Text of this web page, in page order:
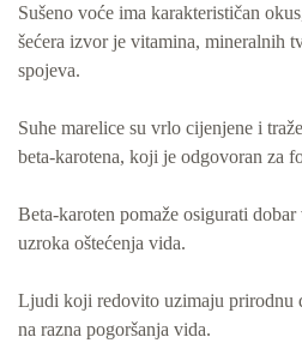
Sušeno voće ima karakterističan
šećera izvor je vitamina, mineralnih
spojeva.
Suhe marelice su vrlo cijenjene i
beta-karotena, koji je odgovoran za
Beta-karoten pomaže osigurati
uzroka oštećenja vida.
Ljudi koji redovito uzimaju prirodnu
na razna pogoršanja vida.